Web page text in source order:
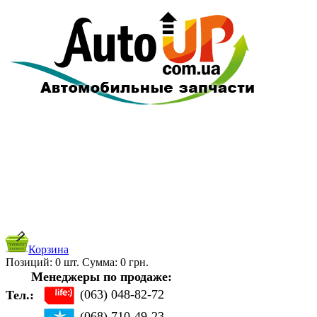
Корзина
Позиций: 0 шт. Cуммa: 0 грн.
Менеджеры по продаже:
Тел.:
(063) 048-82-72